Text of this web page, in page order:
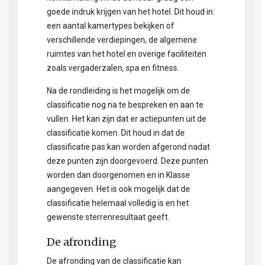
goede indruk krijgen van het hotel. Dit houd in:
een aantal kamertypes bekijken of
verschillende verdiepingen, de algemene
ruimtes van het hotel en overige faciliteiten
zoals vergaderzalen, spa en fitness.
Na de rondleiding is het mogelijk om de
classificatie nog na te bespreken en aan te
vullen. Het kan zijn dat er actiepunten uit de
classificatie komen. Dit houd in dat de
classificatie pas kan worden afgerond nadat
deze punten zijn doorgevoerd. Deze punten
worden dan doorgenomen en in Klasse
aangegeven. Het is ook mogelijk dat de
classificatie helemaal volledig is en het
gewenste sterrenresultaat geeft.
De afronding
De afronding van de classificatie kan